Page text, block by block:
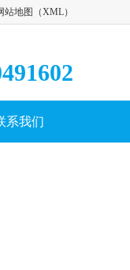
站地图 （XML）
系我们